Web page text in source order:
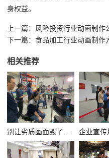
身权益。
上一篇： 风险投资行业动画制作
下一篇： 食品加工行业动画制作
相关推荐